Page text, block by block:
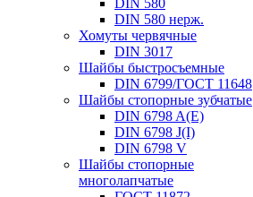
DIN 580
DIN 580 нерж.
Хомуты червячные
DIN 3017
Шайбы быстросъемные
DIN 6799/ГОСТ 11648
Шайбы стопорные зубчатые
DIN 6798 A(E)
DIN 6798 J(I)
DIN 6798 V
Шайбы стопорные
многолапчатые